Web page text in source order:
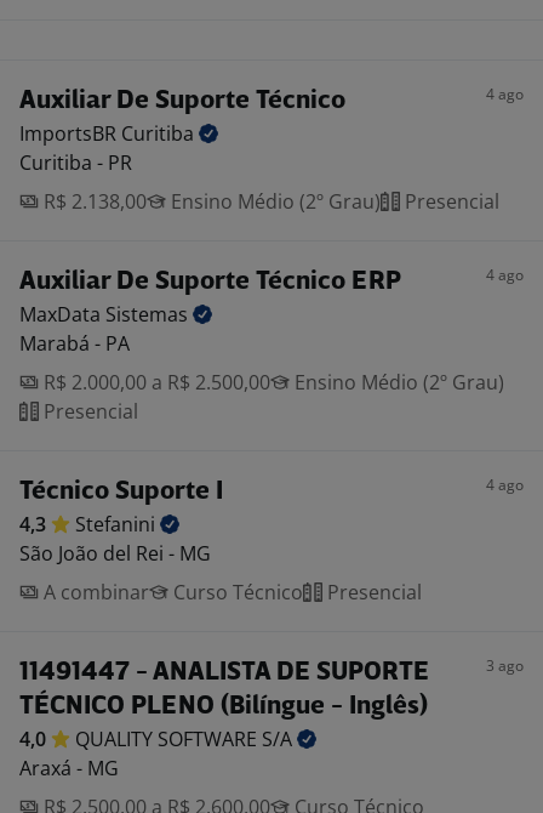
Auxiliar De Suporte Técnico 4 ago
ImportsBR Curitiba
Curitiba - PR
R$ 2.138,00
Ensino Médio (2º Grau) Presencial
Auxiliar De Suporte Técnico ERP 4 ago
MaxData Sistemas
Marabá - PA
R$ 2.000,00 a R$ 2.500,00
Ensino Médio (2º Grau)
Presencial
Técnico Suporte I 4 ago
4,3
Stefanini
São João del Rei - MG
A combinar
Curso Técnico Presencial
11491447 - ANALISTA DE SUPORTE
TÉCNICO PLENO (Bilíngue - Inglês)
3 ago
4,0 QUALITY SOFTWARE S/A
Araxá - MG
R$ 2.500,00 a R$ 2.600,00
Curso Técnico